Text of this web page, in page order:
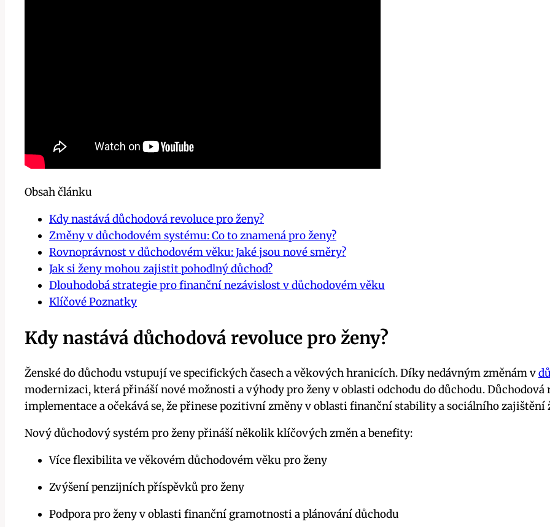
Obsah článku
Kdy nastává důchodová revoluce pro ženy?
Změny v důchodovém systému: Co to znamená pro ženy?
Rovnoprávnost v důchodovém věku: Jaké jsou nové směry?
Jak si ženy mohou zajistit pohodlný důchod?
Dlouhodobá strategie pro finanční nezávislost v důchodovém věku
Klíčové Poznatky
Kdy nastává důchodová revoluce pro ženy?
Ženské do důchodu vstupují ve specifických časech a věkových hranicích. Díky nedávným změnám v
modernizaci, která přináší nové možnosti a výhody pro ženy v oblasti odchodu do důchodu.
implementace a očekává se, že přinese pozitivní změny v oblasti finanční stability a sociálního
Nový důchodový systém pro ženy přináší několik klíčových změn a benefity:
Více flexibilita ve věkovém důchodovém věku pro ženy
Zvýšení penzijních příspěvků pro ženy
Podpora pro ženy v oblasti finanční gramotnosti a plánování důchodu